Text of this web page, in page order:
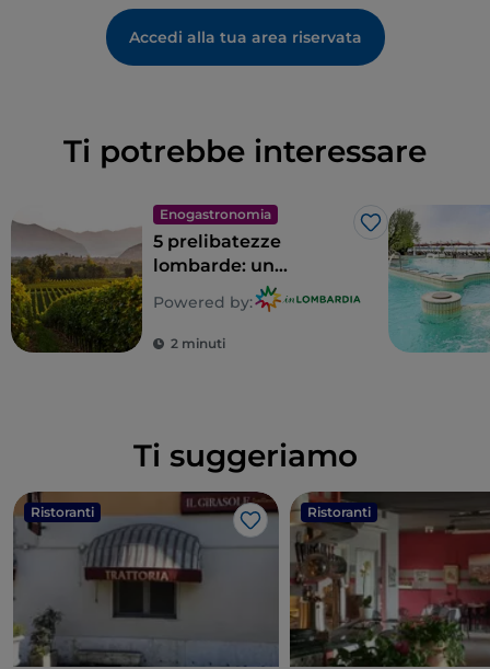
Accedi alla tua area riservata
Ti potrebbe interessare
Enogastronomia
Like
5 prelibatezze
lombarde: un
territorio tutto da
gustare
Powered by:
2 minuti
Ti suggeriamo
Ristoranti
Like
Ristoranti